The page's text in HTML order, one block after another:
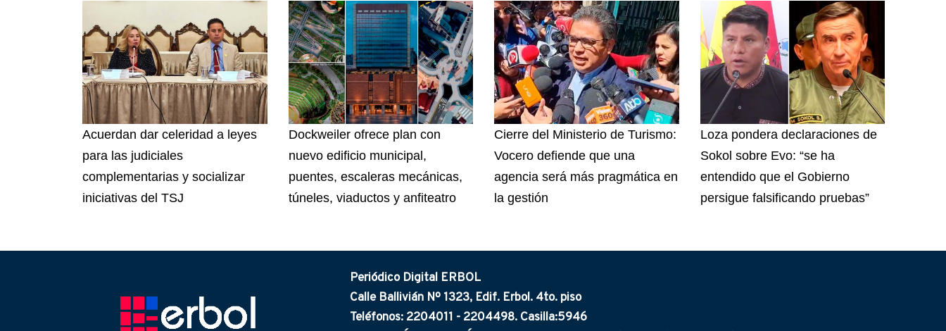
Acuerdan dar celeridad a leyes
para las judiciales
complementarias y socializar
iniciativas del TSJ
Dockweiler ofrece plan con
nuevo edificio municipal,
puentes, escaleras mecánicas,
túneles, viaductos y anfiteatro
Cierre del Ministerio de Turismo:
Vocero defiende que una
agencia será más pragmática en
la gestión
Loza pondera declaraciones de
Sokol sobre Evo: “se ha
entendido que el Gobierno
persigue falsificando pruebas”
Periódico Digital ERBOL
Calle Ballivián Nº 1323, Edif. Erbol. 4to. piso
Teléfonos: 2204011 - 2204498. Casilla:5946